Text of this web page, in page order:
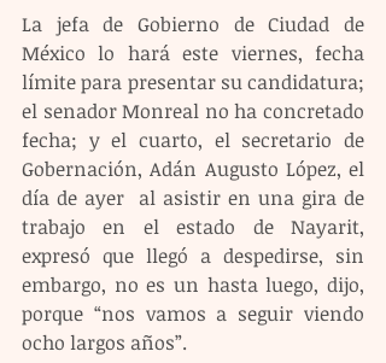
La jefa de Gobierno de Ciudad de
México lo hará este viernes, fecha
límite para presentar su candidatura;
el senador Monreal no ha concretado
fecha; y el cuarto, el secretario de
Gobernación, Adán Augusto López, el
día de ayer  al asistir en una gira de
trabajo en el estado de Nayarit,
expresó que llegó a despedirse, sin
embargo, no es un hasta luego, dijo,
porque “nos vamos a seguir viendo
ocho largos años”.